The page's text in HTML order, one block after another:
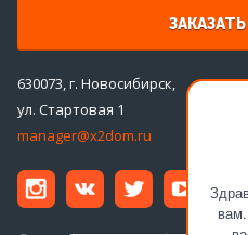
630073, г. Новосибирск,
ул. Стартовая 1
manager@x2dom.ru